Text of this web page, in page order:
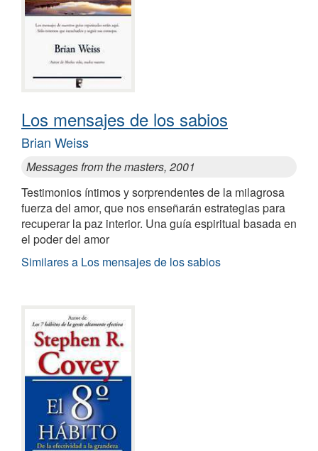
Los mensajes de los sabios
Brian Weiss
Messages from the masters, 2001
Testimonios íntimos y sorprendentes de la milagrosa
fuerza del amor, que nos enseñarán estrategias para
recuperar la paz interior. Una guía espiritual basada en
el poder del amor
Similares a Los mensajes de los sabios